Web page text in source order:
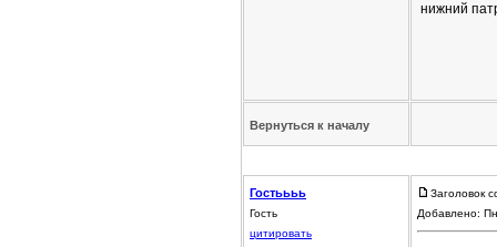
нижний
Вернуться к началу
Гостьььь
Гость
цитировать
Заголовок
Добавлено: